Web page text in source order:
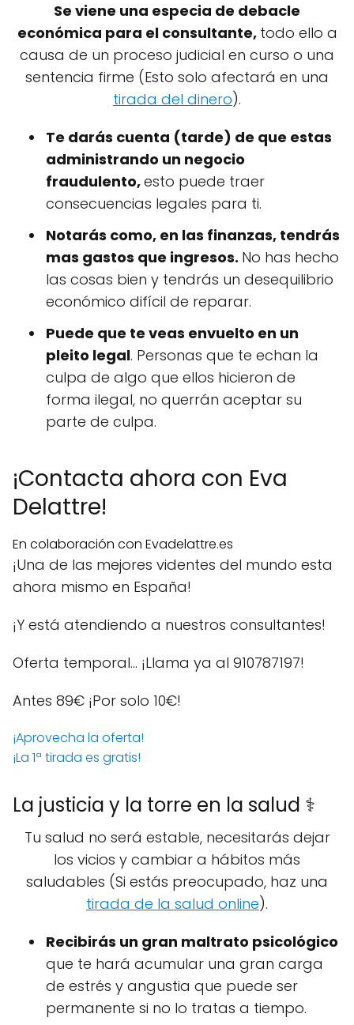
Se viene una especia de debacle
económica para el consultante, todo ello a
causa de un proceso judicial en curso o una
sentencia firme (Esto solo afectará en una
tirada del dinero).
Te darás cuenta (tarde) de que estas
administrando un negocio
fraudulento,esto puede traer
consecuencias legales para ti.
Notarás como, en las finanzas, tendrás
mas gastos que ingresos. No has hecho
las cosas bien y tendrás un desequilibrio
económico difícil de reparar.
Puede que te veas envuelto en un
pleito legal. Personas que te echan la
culpa de algo que ellos hicieron de
forma ilegal, no querrán aceptar su
parte de culpa.
¡Contacta ahora con Eva
Delattre!
En colaboración con Evadelattre.es
¡Una de las mejores videntes del mundo esta
ahora mismo en España!
¡Y está atendiendo a nuestros consultantes!
Oferta temporal… ¡Llama ya al 910787197!
Antes 89€ ¡Por solo 10€!
¡Aprovecha la oferta!
¡La 1ª tirada es gratis!
La justicia y la torre en la salud ⚕️
Tu salud no será estable, necesitarás dejar
los vicios y cambiar a hábitos más
saludables (Si estás preocupado, haz una
tirada de la salud online).
Recibirás un gran maltrato psicológico
que te hará acumular una gran carga
de estrés y angustia que puede ser
permanente si no lo tratas a tiempo.